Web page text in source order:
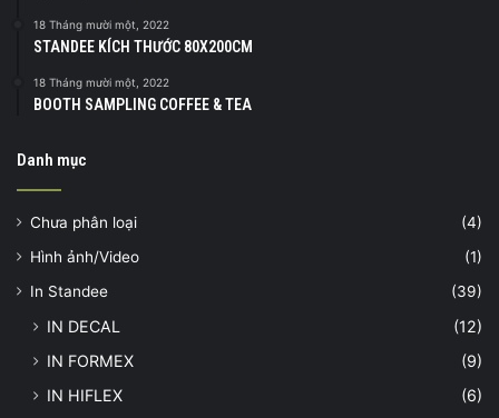
18 Tháng mười một, 2022
STANDEE KÍCH THƯỚC 80X200CM
18 Tháng mười một, 2022
BOOTH SAMPLING COFFEE & TEA
Danh mục
Chưa phân loại
(4)
Hình ảnh/Video
(1)
In Standee
(39)
IN DECAL
(12)
IN FORMEX
(9)
IN HIFLEX
(6)